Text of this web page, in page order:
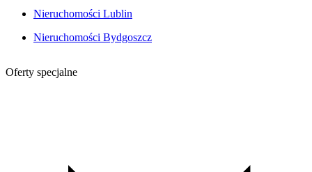
Nieruchomości Lublin
Nieruchomości Bydgoszcz
Oferty specjalne